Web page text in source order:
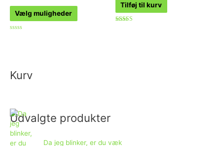
Vælg muligheder
Tilføj til kurv
Kurv
Udvalgte produkter
Da jeg blinker, er du væk